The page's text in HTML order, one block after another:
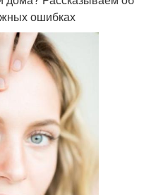
ошибках